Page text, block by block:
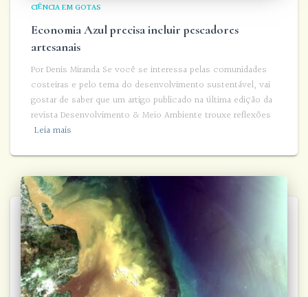
CIÊNCIA EM GOTAS
Economia Azul precisa incluir pescadores
artesanais
Por Denis Miranda Se você se interessa pelas comunidades
costeiras e pelo tema do desenvolvimento sustentável, vai
gostar de saber que um artigo publicado na última edição da
revista Desenvolvimento & Meio Ambiente trouxe reflexões
Leia mais